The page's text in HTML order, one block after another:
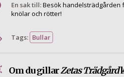
En sak till:Besök handelsträdgården
knölar och rötter!
Tags: Bullar
Om du gillarZetas Trädgård